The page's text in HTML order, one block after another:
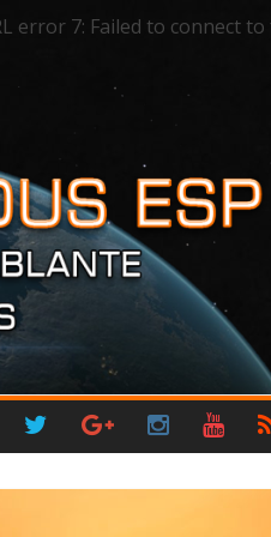
error 7: Failed to connect